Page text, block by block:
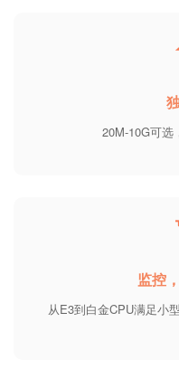
20M-10G可选
监控
从E3到白金CPU满足小